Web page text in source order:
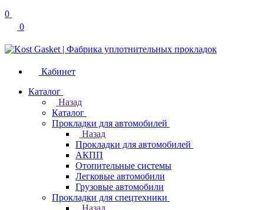
0
0
Кабинет
Каталог
Назад
Каталог
Прокладки для автомобилей
Назад
Прокладки для автомобилей
АКПП
Отопительные системы
Легковые автомобили
Грузовые автомобили
Прокладки для спецтехники
Назад